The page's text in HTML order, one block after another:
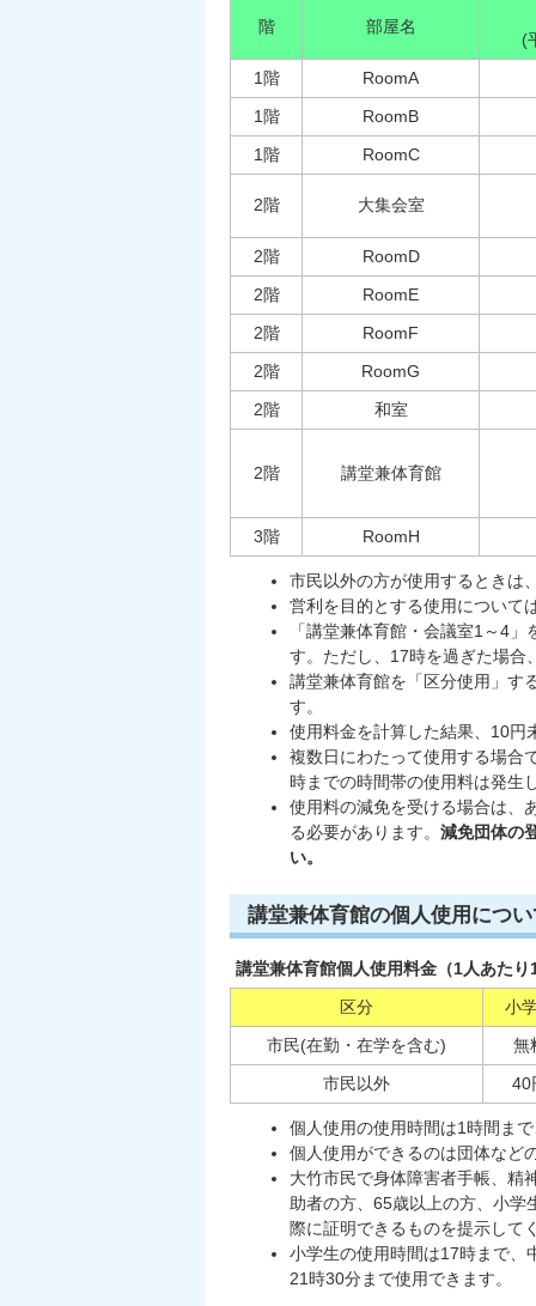
階 部屋名
(
1階
RoomA
1階
RoomB
1階
RoomC
2階 大集会室
2階
RoomD
2階
RoomE
2階
RoomF
2階
RoomG
2階
和室
2階 講堂兼体育館
3階 RoomH
市民以外の方が使用するときは
営利を目的とする使用について
「講堂兼体育館・会議室1～4
す。ただし、17時を過ぎた場合
講堂兼体育館を「区分使用」す
す。
使用料金を計算した結果、10円
複数日にわたって使用する場合
時までの時間帯の使用料は発生
使用料の減免を受ける場合は、
る必要があります。減免団体の
い。
講堂兼体育館の個人使用につ
講堂兼体育館個人使用料金（1人あたり
区分
小
市民(在勤・在学を含む)
無
市民以外
40
個人使用の使用時間は1時間ま
個人使用ができるのは団体など
大竹市民で身体障害者手帳、精
助者の方、65歳以上の方、小学
際に証明できるものを提示して
小学生の使用時間は17時まで、
21時30分まで使用できます。